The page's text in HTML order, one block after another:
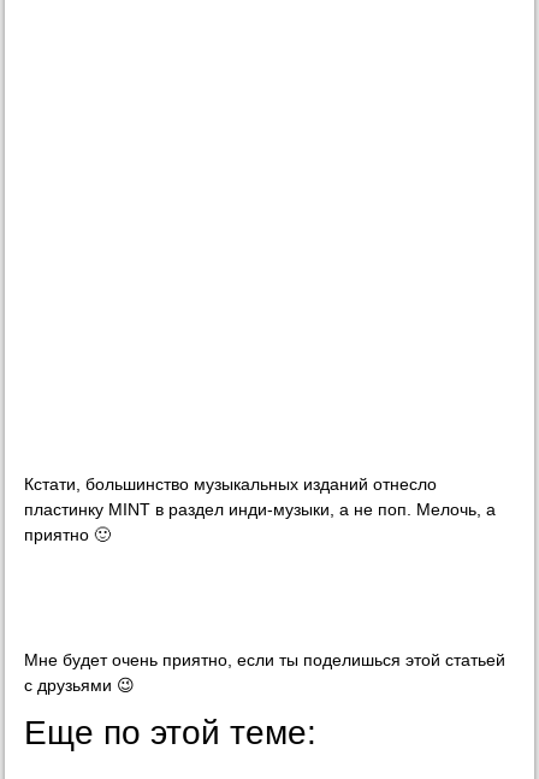
Кстати, большинство музыкальных изданий отнесло
пластинку MINT в раздел инди-музыки, а не поп. Мелочь, а
приятно 🙂
Мне будет очень приятно, если ты поделишься этой статьей
с друзьями 😉
Еще по этой теме: